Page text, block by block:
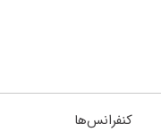
کنفرانس‌ها